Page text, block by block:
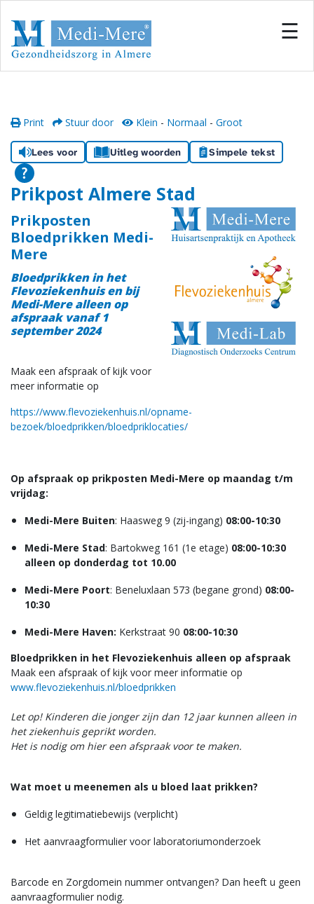
×
Informatiecentrum
Samenwerken
Nieuws
Contact
☰
Print Stuur door Klein - Normaal - Groot
Lees voor Uitleg woorden Simpele tekst
Prikpost Almere Stad
Prikposten
Bloedprikken Medi-
Mere
Bloedprikken in het
Flevoziekenhuis en bij
Medi-Merealleen op
afspraakvanaf 1
september 2024
Maak een afspraak of kijk voor
meer informatie op
https://www.flevoziekenhuis.nl/opname-
bezoek/bloedprikken/bloedpriklocaties/
Op afspraak op prikposten Medi-Mere op maandag t/m
vrijdag:
Medi-Mere Buiten: Haasweg 9 (zij-ingang) 08:00-10:30
Medi-Mere Stad: Bartokweg 161 (1e etage) 08:00-10:30
alleen op donderdag tot 10.00
Medi-Mere Poort: Beneluxlaan 573 (begane grond) 08:00-
10:30
Medi-Mere Haven: Kerkstraat 90 08:00-10:30
Bloedprikken in het Flevoziekenhuis alleen op afspraak
Maak een afspraak of kijk voor meer informatie op
www.flevoziekenhuis.nl/bloedprikken
Let op! Kinderen die jonger zijn dan 12 jaar kunnen alleen in
het ziekenhuis geprikt worden.
Het is nodig om hier een afspraak voor te maken.
Wat moet u meenemen als u bloed laat prikken?
Geldig legitimatiebewijs (verplicht)
Het aanvraagformulier voor laboratoriumonderzoek
Barcode en Zorgdomein nummer ontvangen? Dan heeft u geen
aanvraagformulier nodig.